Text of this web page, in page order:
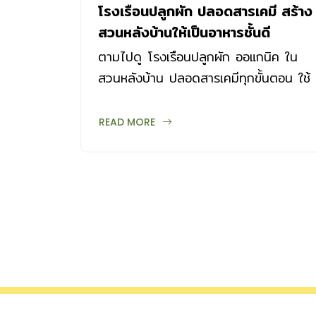
โรงเรือนปลูกผัก ปลอดสารเคมี สร้าง
สวนหลังบ้านให้เป็นอาหารชั้นดี
ตามไปดู โรงเรือนปลูกผัก ออแกนิค ใน
สวนหลังบ้าน ปลอดสารเคมีทุกขั้นตอน ใช้
ใช้งานได้จริง
READ MORE